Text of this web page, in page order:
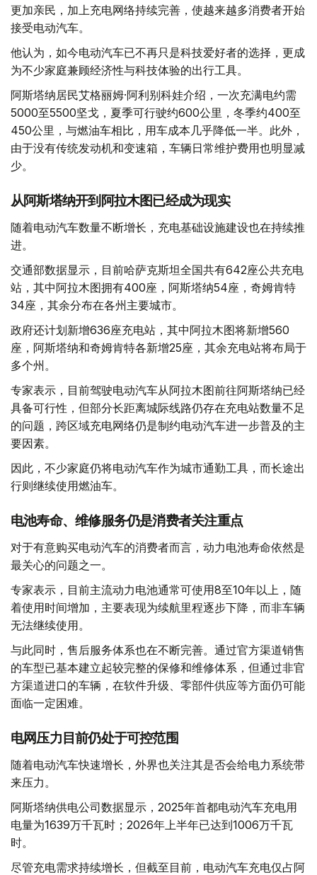
更加亲民，加上充电网络持续完善，使越来越多消费者开始
接受电动汽车。
他认为，如今电动汽车已不再只是科技爱好者的选择，更成
为不少家庭兼顾经济性与科技体验的出行工具。
阿斯塔纳居民艾格丽姆·阿利别科娃介绍，一次充满电约需
5000至5500坚戈，夏季可行驶约600公里，冬季约400至
450公里，与燃油车相比，用车成本几乎降低一半。此外，
由于没有传统发动机和变速箱，车辆日常维护费用也明显减
少。
从阿斯塔纳开到阿拉木图已经成为现实
随着电动汽车数量不断增长，充电基础设施建设也在持续推
进。
交通部数据显示，目前哈萨克斯坦全国共有642座公共充电
站，其中阿拉木图拥有400座，阿斯塔纳54座，奇姆肯特
34座，其余分布在各州主要城市。
政府还计划新增636座充电站，其中阿拉木图将新增560
座，阿斯塔纳和奇姆肯特各新增25座，其余充电站将布局于
多个州。
专家表示，目前驾驶电动汽车从阿拉木图前往阿斯塔纳已经
具备可行性，但部分长距离城际线路仍存在充电站数量不足
的问题，跨区域充电网络仍是制约电动汽车进一步普及的主
要因素。
因此，不少家庭仍将电动汽车作为城市通勤工具，而长途出
行则继续使用燃油车。
电池寿命、维修服务仍是消费者关注重点
对于有意购买电动汽车的消费者而言，动力电池寿命依然是
最关心的问题之一。
专家表示，目前主流动力电池通常可使用8至10年以上，随
着使用时间增加，主要表现为续航里程逐步下降，而非车辆
无法继续使用。
与此同时，售后服务体系也在不断完善。通过官方渠道销售
的车型已基本建立起较完整的保修和维修体系，但通过非官
方渠道进口的车辆，在软件升级、零部件供应等方面仍可能
面临一定困难。
电网压力目前仍处于可控范围
随着电动汽车快速增长，外界也关注其是否会给电力系统带
来压力。
阿斯塔纳供电公司数据显示，2025年首都电动汽车充电用
电量为1639万千瓦时；2026年上半年已达到1006万千瓦
时。
尽管充电需求持续增长，但截至目前，电动汽车充电仅占阿